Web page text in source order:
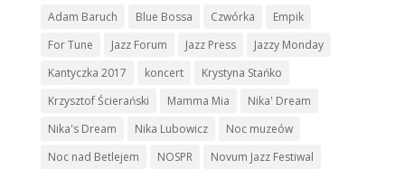
Adam Baruch Blue Bossa Czwórka
Empik
For Tune
Jazz Forum Jazz Press
Jazzy Monday
Kantyczka 2017
koncert
Krystyna Stańko
Krzysztof Ścierański
Mamma Mia
Nika' Dream
Nika's Dream
Nika Lubowicz
Noc muzeów
Noc nad Betlejem
NOSPR
Novum Jazz Festiwal